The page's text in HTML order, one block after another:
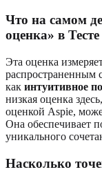
Что на самом
оценка» в
Эта оценка
распространенным
как интуитивное
низкая оценка
оценкой Aspie,
Она обеспечивает
уникального
Насколько